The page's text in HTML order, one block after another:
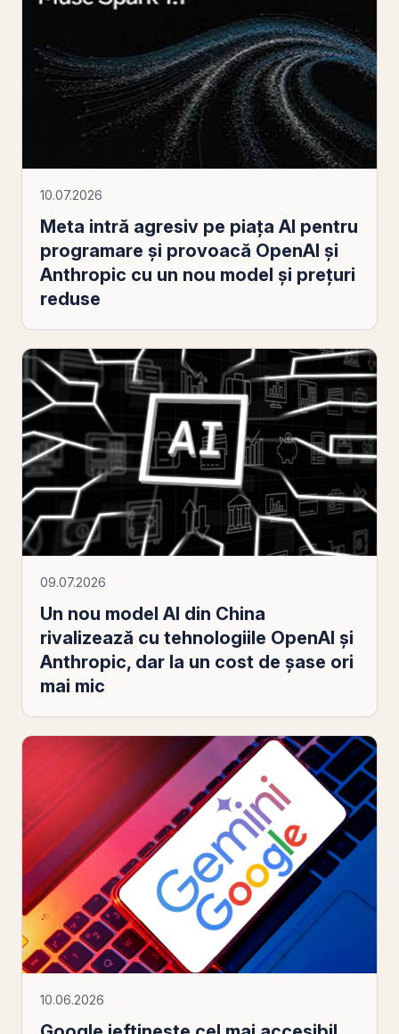
10.07.2026
Meta intră agresiv pe piaţa AI pentru
programare şi provoacă OpenAI şi
Anthropic cu un nou model şi preţuri
reduse
09.07.2026
Un nou model AI din China
rivalizează cu tehnologiile OpenAI și
Anthropic, dar la un cost de șase ori
mai mic
10.06.2026